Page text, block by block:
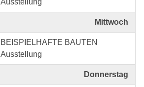
Ausstellung
Mittwoch
BEISPIELHAFTE BAUTEN
Ausstellung
Donnerstag